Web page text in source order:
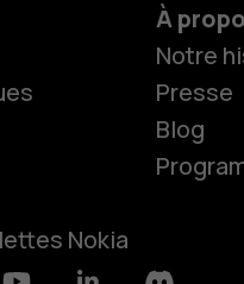
Nokia
À
Notre
Presse
Blog